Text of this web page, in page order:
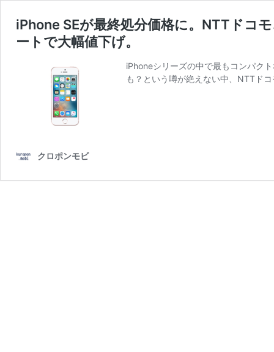
iPhone SEが最終処分価格に。NTTドコ
ートで大幅値下げ。
iPhoneシリーズの中で最もコンパク
も？という噂が絶えない中、NTTド
クロポンモビ